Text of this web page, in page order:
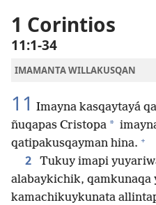
1 Corintios
11:1-34
IMAMANTA WILLAKUSQAN
11 Imayna kasqaytayá
ñuqapas Cristopa *
qatipakusqayman hina. +
2
Tukuy imapi
alabaykichik, qamkunaqa
kamachikuykunata